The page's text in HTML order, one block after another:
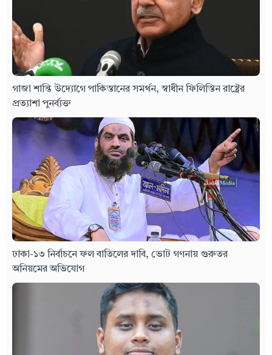
গাজা শান্তি উদ্যোগে পাকিস্তানের সমর্থন, স্বাধীন ফিলিস্তিন রাষ্ট্রের
প্রত্যাশা পুনর্ব্যক্ত
ঢাকা-১৩ নির্বাচনে ফল বাতিলের দাবি, ভোট গণনায় গুরুতর
অনিয়মের অভিযোগ